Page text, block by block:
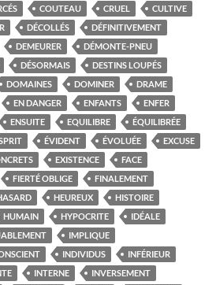
COUTEAU CRUEL
CULTIVE
DÉCOLLÉS
DÉFINITIVEMENT
DEMEURER
DÉMONTE-PNEU
DÉSORMAIS
DESTINS LOUPÉS
DOMAINES DOMINER
DRAME
EN DANGER ENFANTS
ENFER
ENSUITE EQUILIBRE
ÉQUILIBRÉE
ÉVIDENT ÉVOLUÉE
EXCUSE
EXISTENCE
FACE
FIERTÉ OBLIGE
FINALEMENT
HEUREUX
HISTOIRE
HUMAIN HYPOCRITE
IDÉALE
IMPLIQUE
INDIVIDUS
INFÉRIEUR
INTERNE
INVERSEMENT